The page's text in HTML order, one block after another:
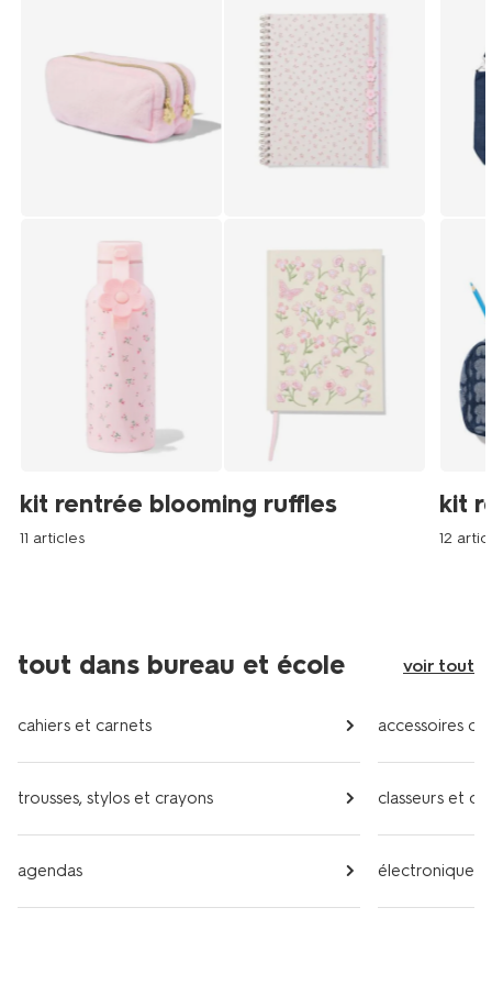
kit rentrée blooming ruffles
11 articles
kit
12
tout dans bureau et école voir tout
cahiers et carnets
trousses, stylos et crayons
agendas
accessoires
classeurs et
électronique